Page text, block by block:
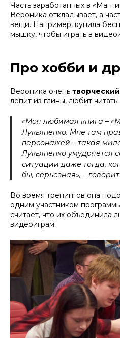
Часть заработанных в
Вероника откладывает, а
вещи. Например, купила
мышку, чтобы играть в
Про хобби и
Вероника очень
лепит из глины, любит читать.
«Моя любимая книга –
Лукьяненко. Мне там
персонажей – такая
Лукьяненко умудряется
ситуации даже тогда,
бы, серьёзная», –
Во время тренингов она
одним участником
считает, что их объединила
видеоиграм: